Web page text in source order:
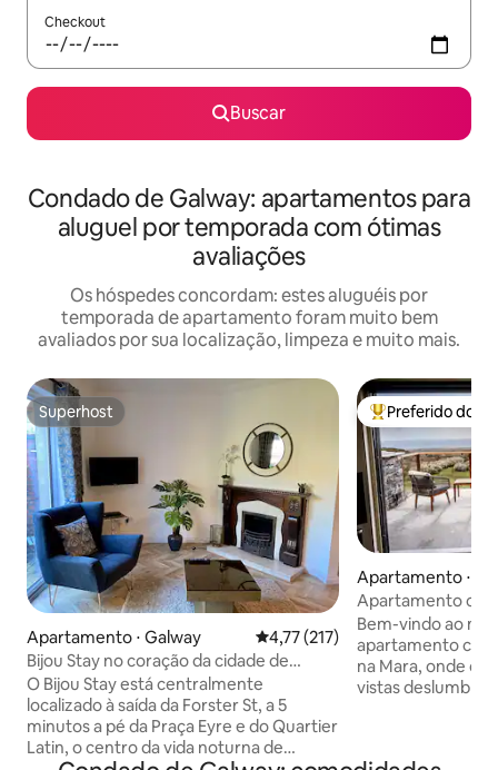
Checkout
Buscar
Condado de Galway: apartamentos para
aluguel por temporada com ótimas
avaliações
Os hóspedes concordam: estes aluguéis por
temporada de apartamento foram muito bem
avaliados por sua localização, limpeza e muito mais.
Superhost
Superhost
Apartamento ⋅ Galway 4,77 de uma avaliação média de
4,77 (217)
Bijou Stay no coração da cidade de
Galway
O Bijou Stay está centralmente
localizado à saída da Forster St, a 5
minutos a pé da Praça Eyre e do Quartier
Latin, o centro da vida noturna de
Entre os
Preferido dos
Apartamento ⋅
a
Apartamento
mar
Bem-vindo ao
apartamento
na Mara, onde o
vistas